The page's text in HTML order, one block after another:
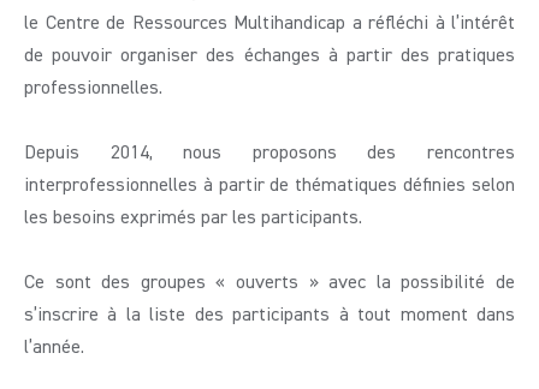
le Centre de Ressources Multihandicap a réfléchi à l’intérêt
de pouvoir organiser des échanges à partir des pratiques
professionnelles.
Depuis 2014, nous proposons des rencontres
interprofessionnelles à partir de thématiques définies selon
les besoins exprimés par les participants.
Ce sont des groupes « ouverts » avec la possibilité de
s’inscrire à la liste des participants à tout moment dans
l’année.